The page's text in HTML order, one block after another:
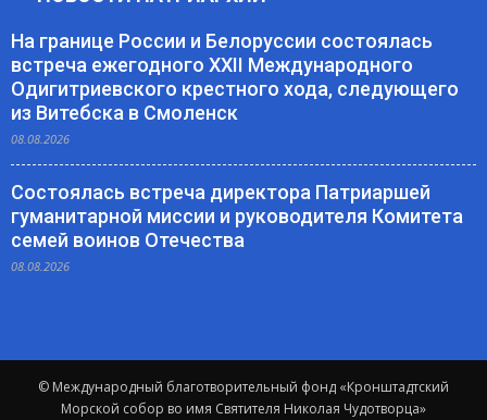
На границе России и Белоруссии состоялась
встреча ежегодного XXII Международного
Одигитриевского крестного хода, следующего
из Витебска в Смоленск
08.08.2026
Состоялась встреча директора Патриаршей
гуманитарной миссии и руководителя Комитета
семей воинов Отечества
08.08.2026
© Международный благотворительный фонд «Кронштадтский
Морской собор во имя Святителя Николая Чудотворца»